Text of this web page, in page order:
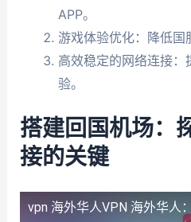
APP。
游戏体验优化：降低国
高效稳定的网络连接
验。
搭建回国机场：
接的关键
vpn 海外华人VPN 海外华人